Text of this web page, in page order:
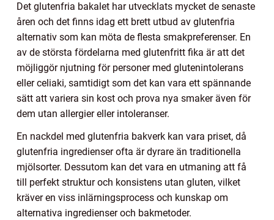
Det glutenfria bakalet har utvecklats mycket de senaste
åren och det finns idag ett brett utbud av glutenfria
alternativ som kan möta de flesta smakpreferenser. En
av de största fördelarna med glutenfritt fika är att det
möjliggör njutning för personer med glutenintolerans
eller celiaki, samtidigt som det kan vara ett spännande
sätt att variera sin kost och prova nya smaker även för
dem utan allergier eller intoleranser.
En nackdel med glutenfria bakverk kan vara priset, då
glutenfria ingredienser ofta är dyrare än traditionella
mjölsorter. Dessutom kan det vara en utmaning att få
till perfekt struktur och konsistens utan gluten, vilket
kräver en viss inlärningsprocess och kunskap om
alternativa ingredienser och bakmetoder.